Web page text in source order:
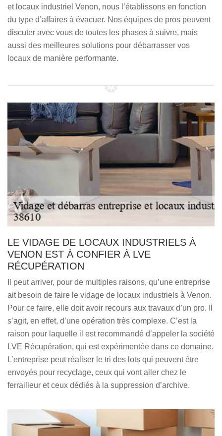
et locaux industriel Venon, nous l’établissons en fonction
du type d’affaires à évacuer. Nos équipes de pros peuvent
discuter avec vous de toutes les phases à suivre, mais
aussi des meilleures solutions pour débarrasser vos
locaux de manière performante.
LE VIDAGE DE LOCAUX INDUSTRIELS À
VENON EST À CONFIER À LVE
RÉCUPÉRATION
Il peut arriver, pour de multiples raisons, qu’une entreprise
ait besoin de faire le vidage de locaux industriels à Venon.
Pour ce faire, elle doit avoir recours aux travaux d’un pro. Il
s’agit, en effet, d’une opération très complexe. C’est la
raison pour laquelle il est recommandé d’appeler la société
LVE Récupération, qui est expérimentée dans ce domaine.
L’entreprise peut réaliser le tri des lots qui peuvent être
envoyés pour recyclage, ceux qui vont aller chez le
ferrailleur et ceux dédiés à la suppression d’archive.